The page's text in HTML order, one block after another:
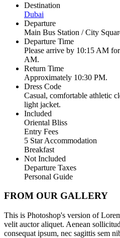
Destination
Dubai
Departure
Main Bus Station / City
Departure Time
Please arrive by 10:15 AM
AM.
Return Time
Approximately 10:30 PM.
Dress Code
Casual, comfortable athletic
light jacket.
Included
Oriental Bliss
Entry Fees
5 Star Accommodation
Breakfast
Not Included
Departure Taxes
Personal Guide
FROM OUR GALLERY
This is Photoshop's version of
velit auctor aliquet. Aenean
consequat ipsum, nec sagittis sem